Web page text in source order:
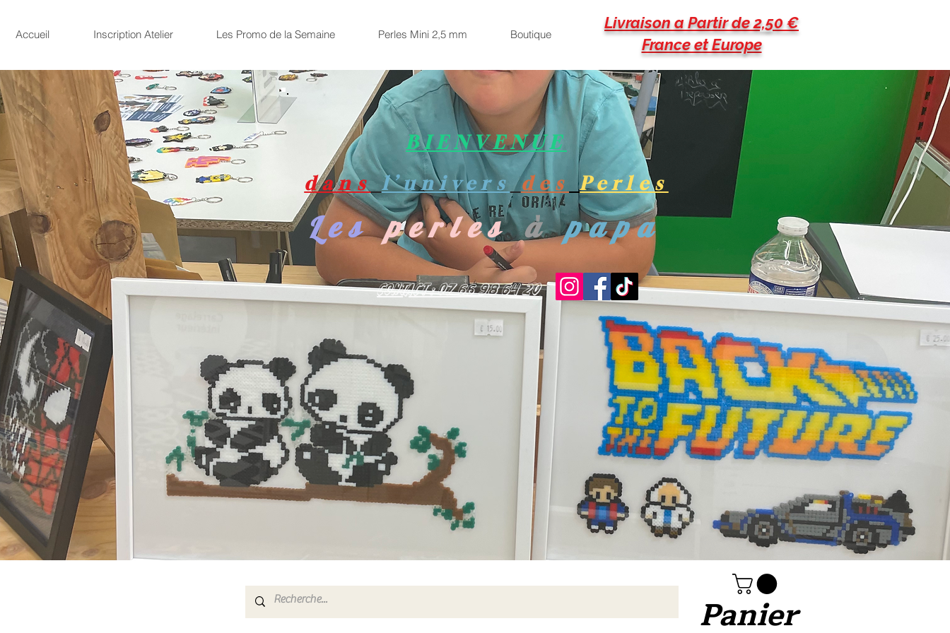
Accueil Inscription Atelier Les Promo de la Semaine Perles Mini 2,5 mm Boutique
Livraison a Partir de 2,50 €
France et Europe
BIENVENUE
dans
l’univers des Perles
Les perles à papa
Contact : 07 66 98 64 20
Panier